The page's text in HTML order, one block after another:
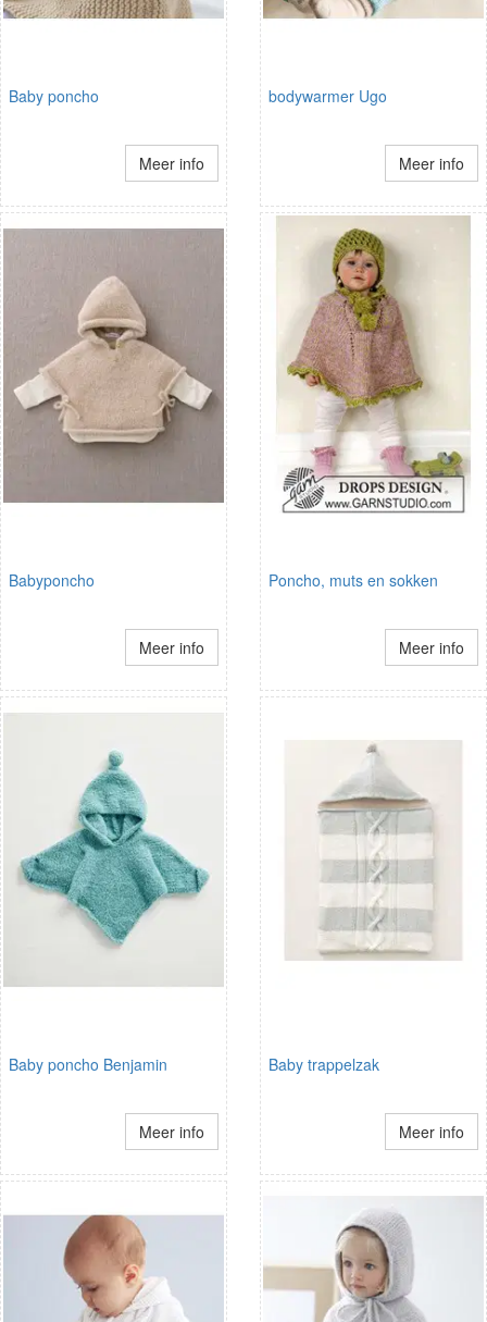
Baby poncho
Meer info
bodywarmer Ugo
Meer info
Babyponcho
Meer info
Poncho, muts en sokken
Meer info
Baby poncho Benjamin
Meer info
Baby trappelzak
Meer info